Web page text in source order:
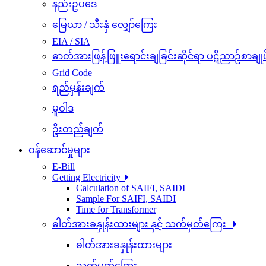
နည်းဥပဒေ
မြေယာ / သီးနှံ လျှော်ကြေး
EIA / SIA
ဓာတ်အားဖြန့်ဖြူးရောင်းချခြင်းဆိုင်ရာ ပဋိညာဉ်စာချု
Grid Code
ရည်မှန်းချက်
မူဝါဒ
ဦးတည်ချက်
ဝန်ဆောင်မှုများ
E-Bill
Getting Electricity
Calculation of SAIFI, SAIDI
Sample For SAIFI, SAIDI
Time for Transformer
ဓါတ်အားခနှုန်းထားများ နှင့် သက်မှတ်ကြေး
ဓါတ်အားခနှုန်းထားများ